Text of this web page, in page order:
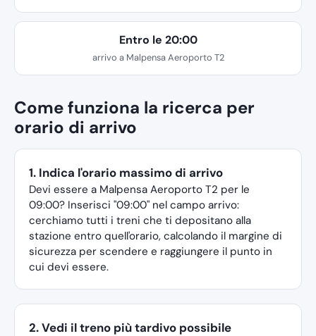
Entro le 20:00
arrivo a Malpensa Aeroporto T2
Come funziona la ricerca per
orario di arrivo
1. Indica l'orario massimo di arrivo
Devi essere a Malpensa Aeroporto T2 per le
09:00? Inserisci "09:00" nel campo arrivo:
cerchiamo tutti i treni che ti depositano alla
stazione entro quell'orario, calcolando il margine di
sicurezza per scendere e raggiungere il punto in
cui devi essere.
2. Vedi il treno più tardivo possibile